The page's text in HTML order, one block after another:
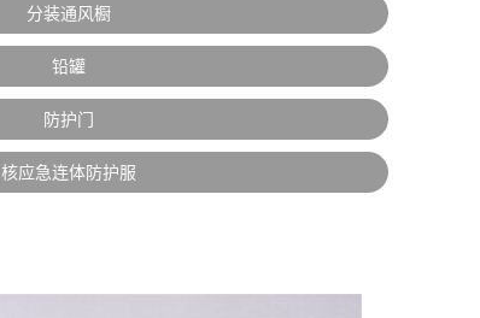
分装通风橱
铅罐
防护门
核应急连体防护服